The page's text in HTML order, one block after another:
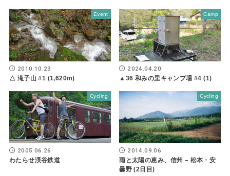
Event
2010.10.23
△ 滝子山 #1 (1,620m)
Camp
2024.04.20
▲36 和みの里キャンプ場 #4 (1)
Cycling
2005.06.26
わたらせ渓谷鉄道
Cycling
2014.09.06
雨と太陽の恵み、信州 – 松本・安
曇野 (2日目)